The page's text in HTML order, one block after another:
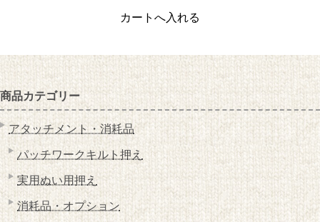
カートへ入れる
商品カテゴリー
アタッチメント・消耗品
パッチワークキルト押え
実用ぬい用押え
消耗品・オプション